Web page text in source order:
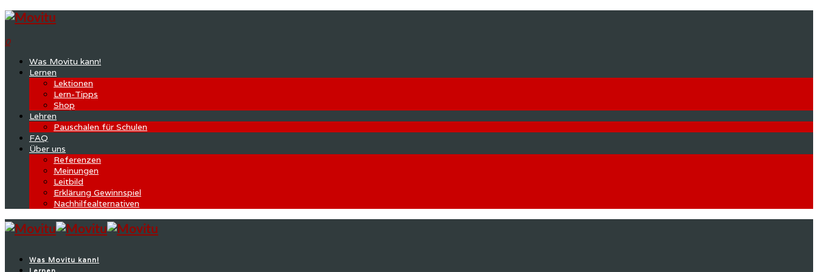
0
Was Movitu kann!
Lernen
Lektionen
Lern-Tipps
Shop
Lehren
Pauschalen für Schulen
FAQ
Über uns
Referenzen
Meinungen
Leitbild
Erklärung Gewinnspiel
Nachhilfealternativen
Was Movitu kann!